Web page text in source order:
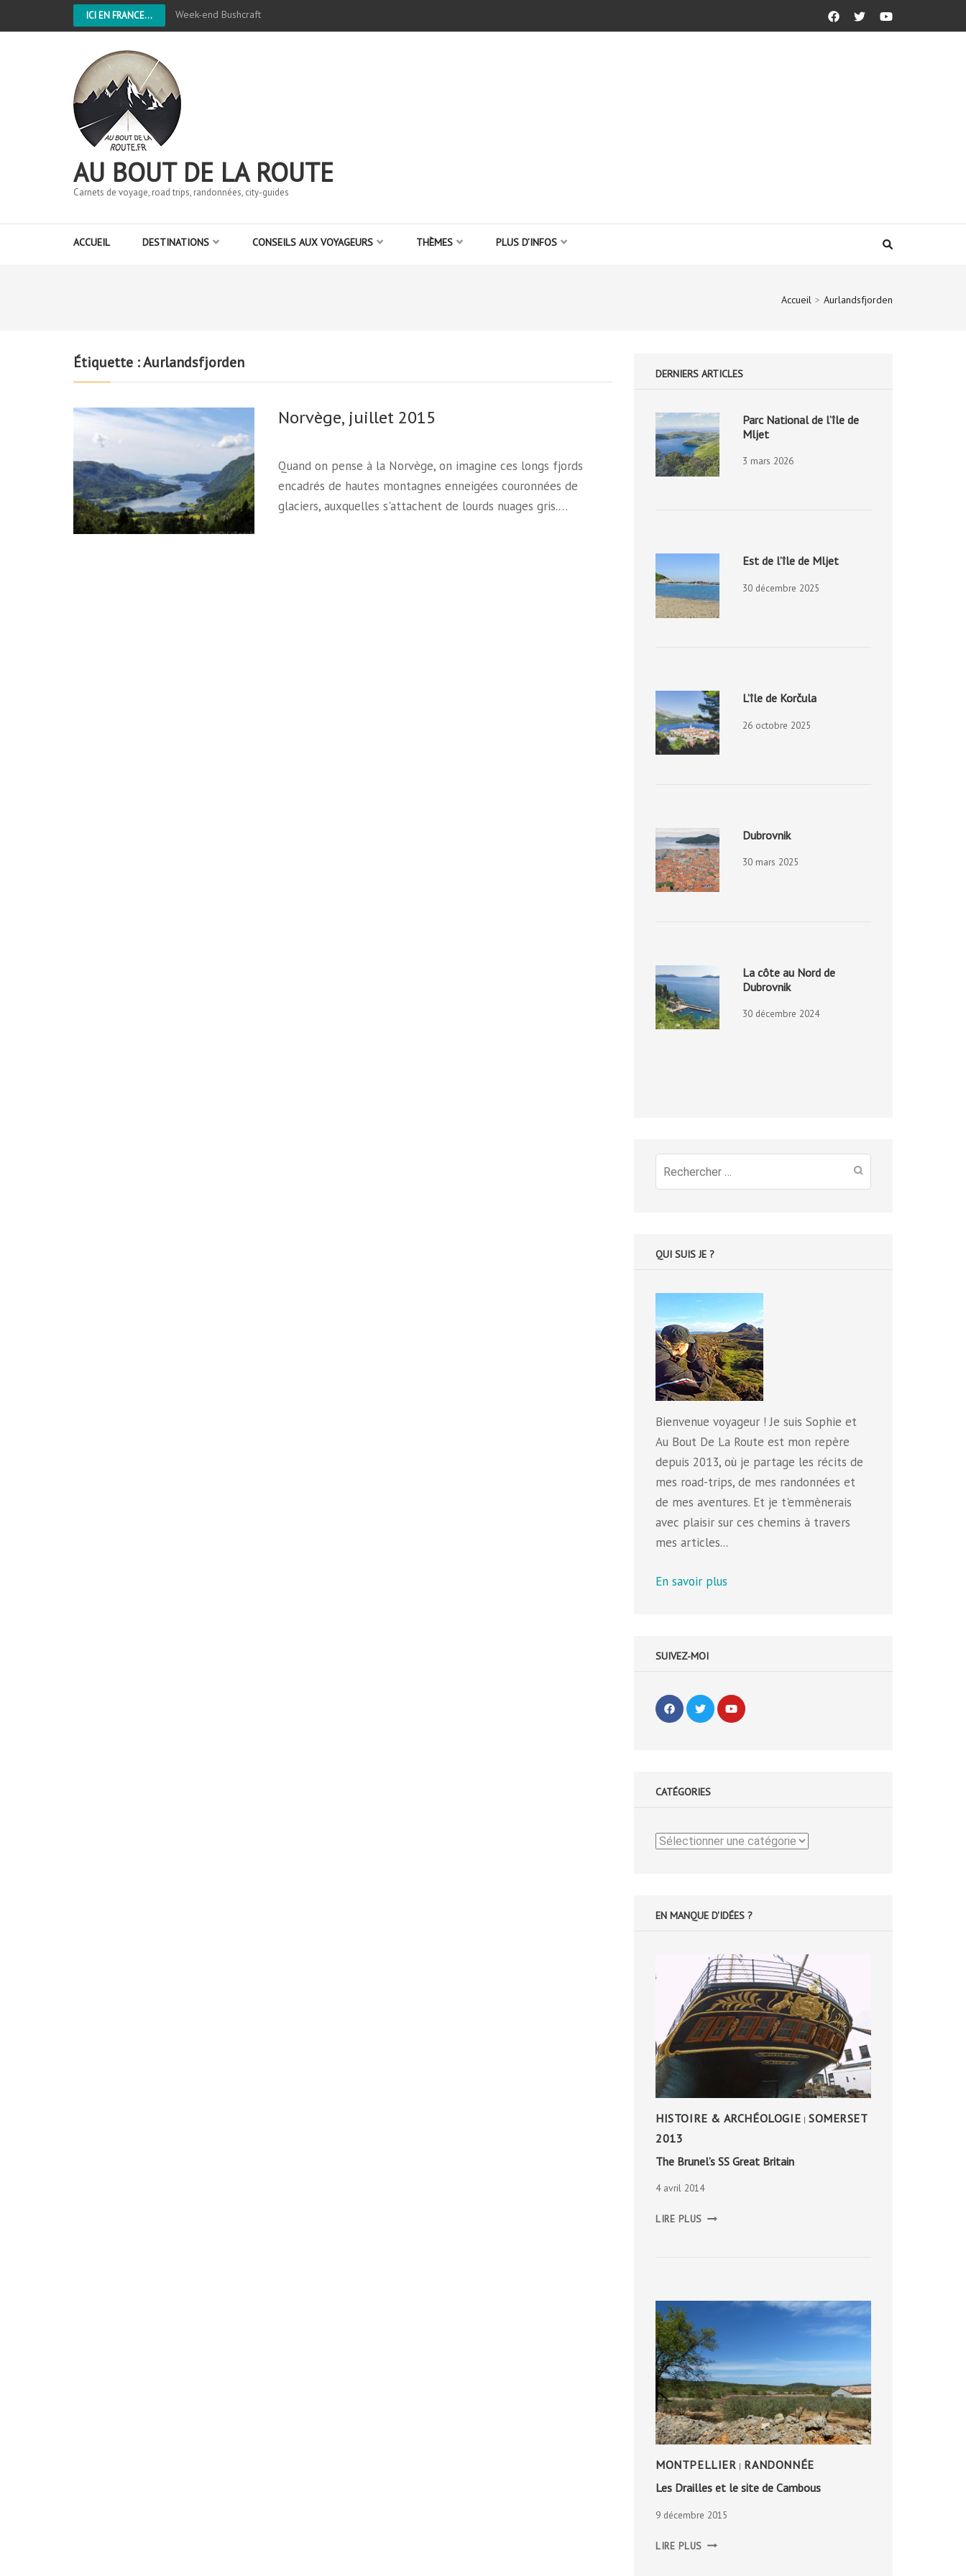
ICI EN FRANCE... Week-end Bushcraft
AU BOUT DE LA ROUTE
Carnets de voyage, road trips, randonnées, city-guides
ACCUEIL DESTINATIONS CONSEILS AUX VOYAGEURS THÈMES PLUS D’INFOS
Accueil > Aurlandsfjorden
Étiquette :Aurlandsfjorden
Norvège, juillet 2015
Quand on pense à la Norvège, on imagine ces longs fjords
encadrés de hautes montagnes enneigées couronnées de
glaciers, auxquelles s'attachent de lourds nuages gris.…
DERNIERS ARTICLES
Parc National de l’île de
Mljet
3 mars 2026
Est de l’île de Mljet
30 décembre 2025
L’île de Korčula
26 octobre 2025
Dubrovnik
30 mars 2025
La côte au Nord de
Dubrovnik
30 décembre 2024
Recherche
pour
QUI SUIS JE ?
Bienvenue voyageur ! Je suis Sophie et
Au Bout De La Route est mon repère
depuis 2013, où je partage les récits de
mes road-trips, de mes randonnées et
de mes aventures. Et je t'emmènerais
avec plaisir sur ces chemins à travers
mes articles...
En savoir plus
SUIVEZ-MOI
CATÉGORIES
Catégories
EN MANQUE D'IDÉES ?
HISTOIRE & ARCHÉOLOGIE | SOMERSET
2013
The Brunel’s SS Great Britain
4 avril 2014
LIRE PLUS BRUNEL’S
MONTPELLIER | RANDONNÉE
Les Drailles et le site de Cambous
9 décembre 2015
LIRE PLUS DRAILLES